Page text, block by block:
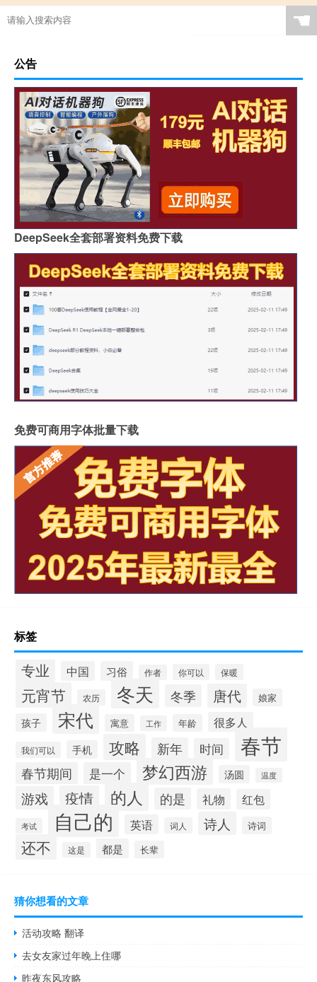
☚
公告
DeepSeek全套部署资料免费下载
免费可商用字体批量下载
标签
专业 中国 习俗 作者 你可以 保暖
元宵节 农历 冬天 冬季 唐代 娘家
孩子 宋代 寓意 工作 年龄 很多人
我们可以 手机 攻略 新年 时间 春节
春节期间 是一个 梦幻西游 汤圆 温度
游戏 疫情 的人 的是 礼物 红包
考试 自己的 英语 词人 诗人 诗词
还不 这是 都是 长辈
猜你想看的文章
活动攻略 翻译
去女友家过年晚上住哪
昨夜东风攻略